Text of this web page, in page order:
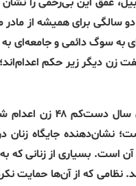
سالگی برای همیشه از
به سوگ دائمی و جامعه‌ای
می‌شوند و دست‌کم هفت زن دیگر زیر
۴۸ زن اعدام شدند
نشان‌دهنده جایگاه زنان
آن است. بسیاری از زنانی
.نظامی که از آن‌ها حمایت